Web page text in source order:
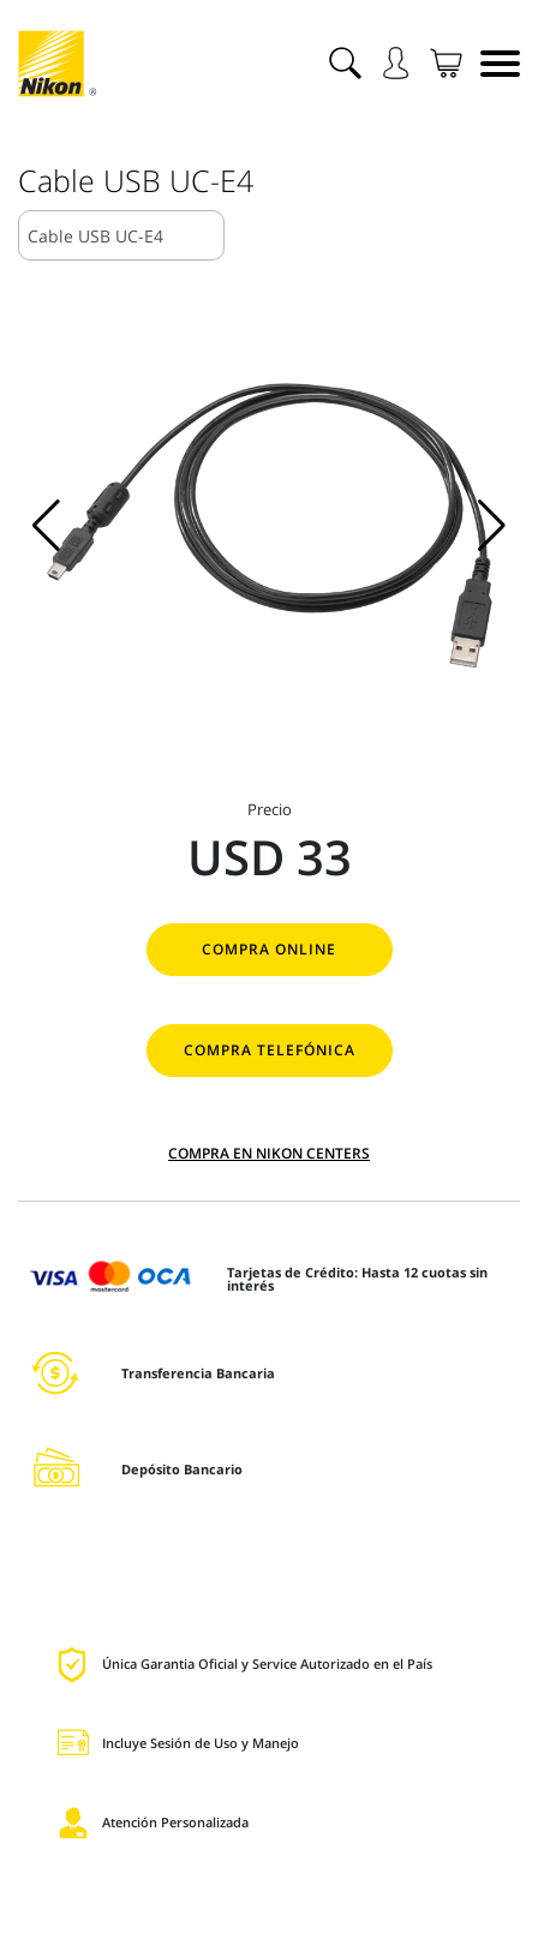
Cable USB UC-E4
Precio
USD 33
COMPRA ONLINE
COMPRA TELEFÓNICA
COMPRA EN NIKON CENTERS
Tarjetas de Crédito: Hasta 12 cuotas sin
interés
Transferencia Bancaria
Depósito Bancario
Única Garantia Oficial y Service Autorizado en el País
Incluye Sesión de Uso y Manejo
Atención Personalizada